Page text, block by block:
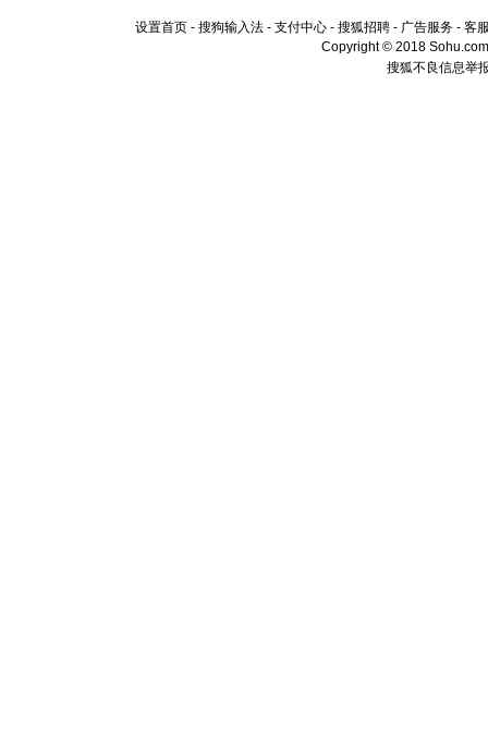
设置首页 - 搜狗输入法 - 支付中心 - 搜狐招聘 - 广告服务 - 客
Copyright © 2018
搜狐不良信息举